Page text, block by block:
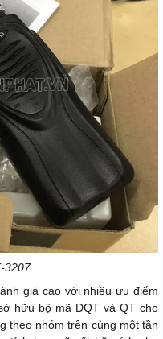
3207
giá cao với nhiều ưu điểm
hữu bộ mã DQT và QT cho
theo nhóm trên cùng một tần